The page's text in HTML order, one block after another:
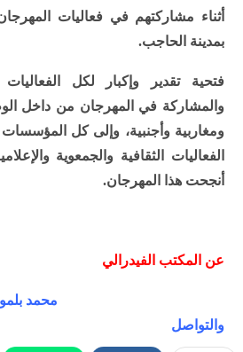
أثناء مشاركتهم في فعاليات
بمدينة الحاجب.
فتحية تقدير وإكبار لكل
والمشاركة في المهرجان من داخل
ومغاربية وأجنبية، وإلى كل
الفعاليات الثقافية والجمعوية
أنجحت هذا المهرجان.
عن المكتب الفيدرالي
محمد
والتواصل